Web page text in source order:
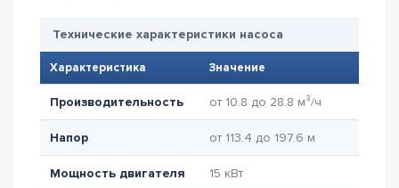
Технические характеристики насоса
Характеристика Значение
Производительность от 10.8 до 28.8 м³/ч
Напор от 113.4 до 197.6 м
Мощность двигателя 15 кВт